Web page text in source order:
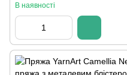
В наявності